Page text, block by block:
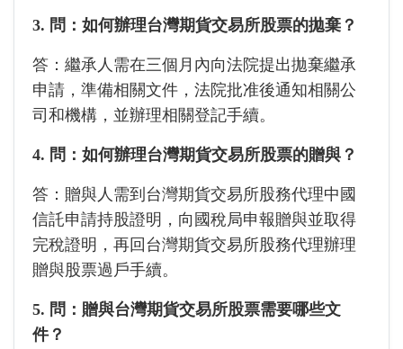
3. 問：如何辦理台灣期貨交易所股票的拋棄？
答：繼承人需在三個月內向法院提出拋棄繼承
申請，準備相關文件，法院批准後通知相關公
司和機構，並辦理相關登記手續。
4. 問：如何辦理台灣期貨交易所股票的贈與？
答：贈與人需到台灣期貨交易所股務代理中國
信託申請持股證明，向國稅局申報贈與並取得
完稅證明，再回台灣期貨交易所股務代理辦理
贈與股票過戶手續。
5. 問：贈與台灣期貨交易所股票需要哪些文
件？